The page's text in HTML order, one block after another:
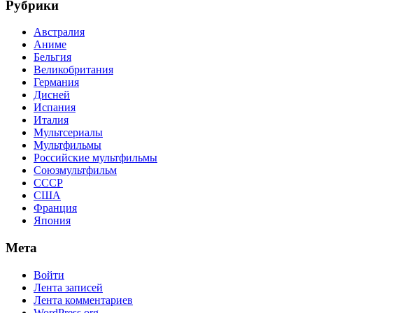
Рубрики
Австралия
Аниме
Бельгия
Великобритания
Германия
Дисней
Испания
Италия
Мультсериалы
Мультфильмы
Российские мультфильмы
Союзмультфильм
СССР
США
Франция
Япония
Мета
Войти
Лента записей
Лента комментариев